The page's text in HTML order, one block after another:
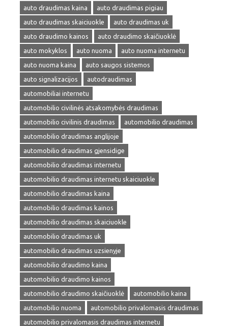
auto draudimas kaina
auto draudimas pigiau
auto draudimas skaiciuokle
auto draudimas uk
auto draudimo kainos
auto draudimo skaičiuoklė
auto mokyklos
auto nuoma
auto nuoma internetu
auto nuoma kaina
auto saugos sistemos
auto signalizacijos
autodraudimas
automobiliai internetu
automobilio civilinės atsakomybės draudimas
automobilio civilinis draudimas
automobilio draudimas
automobilio draudimas anglijoje
automobilio draudimas gjensidige
automobilio draudimas internetu
automobilio draudimas internetu skaiciuokle
automobilio draudimas kaina
automobilio draudimas kainos
automobilio draudimas skaiciuokle
automobilio draudimas uk
automobilio draudimas uzsienyje
automobilio draudimo kaina
automobilio draudimo kainos
automobilio draudimo skaičiuoklė
automobilio kaina
automobilio nuoma
automobilio privalomasis draudimas
automobilio privalomasis draudimas internetu